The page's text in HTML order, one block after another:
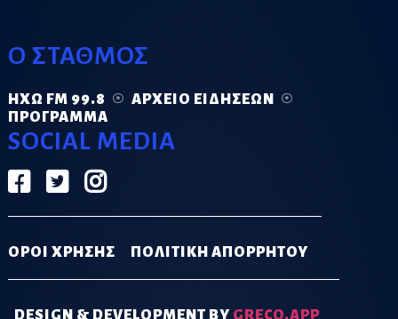
Ο ΣΤΑΘΜΟΣ
ΗΧΏ FM 99.8
ΑΡΧΕΊΟ ΕΙΔΉΣΕΩΝ
ΠΡΌΓΡΑΜΜΑ
SOCIAL MEDIA
ΟΡΟΙ ΧΡΗΣΗΣ ΠΟΛΙΤΙΚΗ ΑΠΟΡΡΗΤΟΥ
DESIGN & DEVELOPMENT BY GRECO.APP